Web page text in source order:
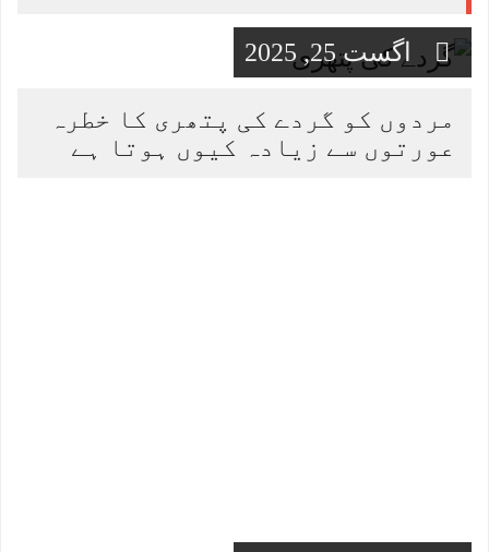
اگست 25, 2025
مردوں کو گردے کی پتھری کا خطرہ
عورتوں سے زیادہ کیوں ہوتا ہے